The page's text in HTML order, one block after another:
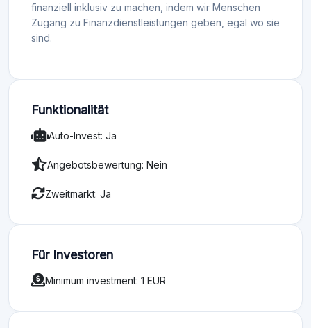
finanziell inklusiv zu machen, indem wir Menschen
Zugang zu Finanzdienstleistungen geben, egal wo sie
sind.
Funktionalität
Auto-Invest: Ja
Angebotsbewertung: Nein
Zweitmarkt: Ja
Für Investoren
Minimum investment: 1 EUR